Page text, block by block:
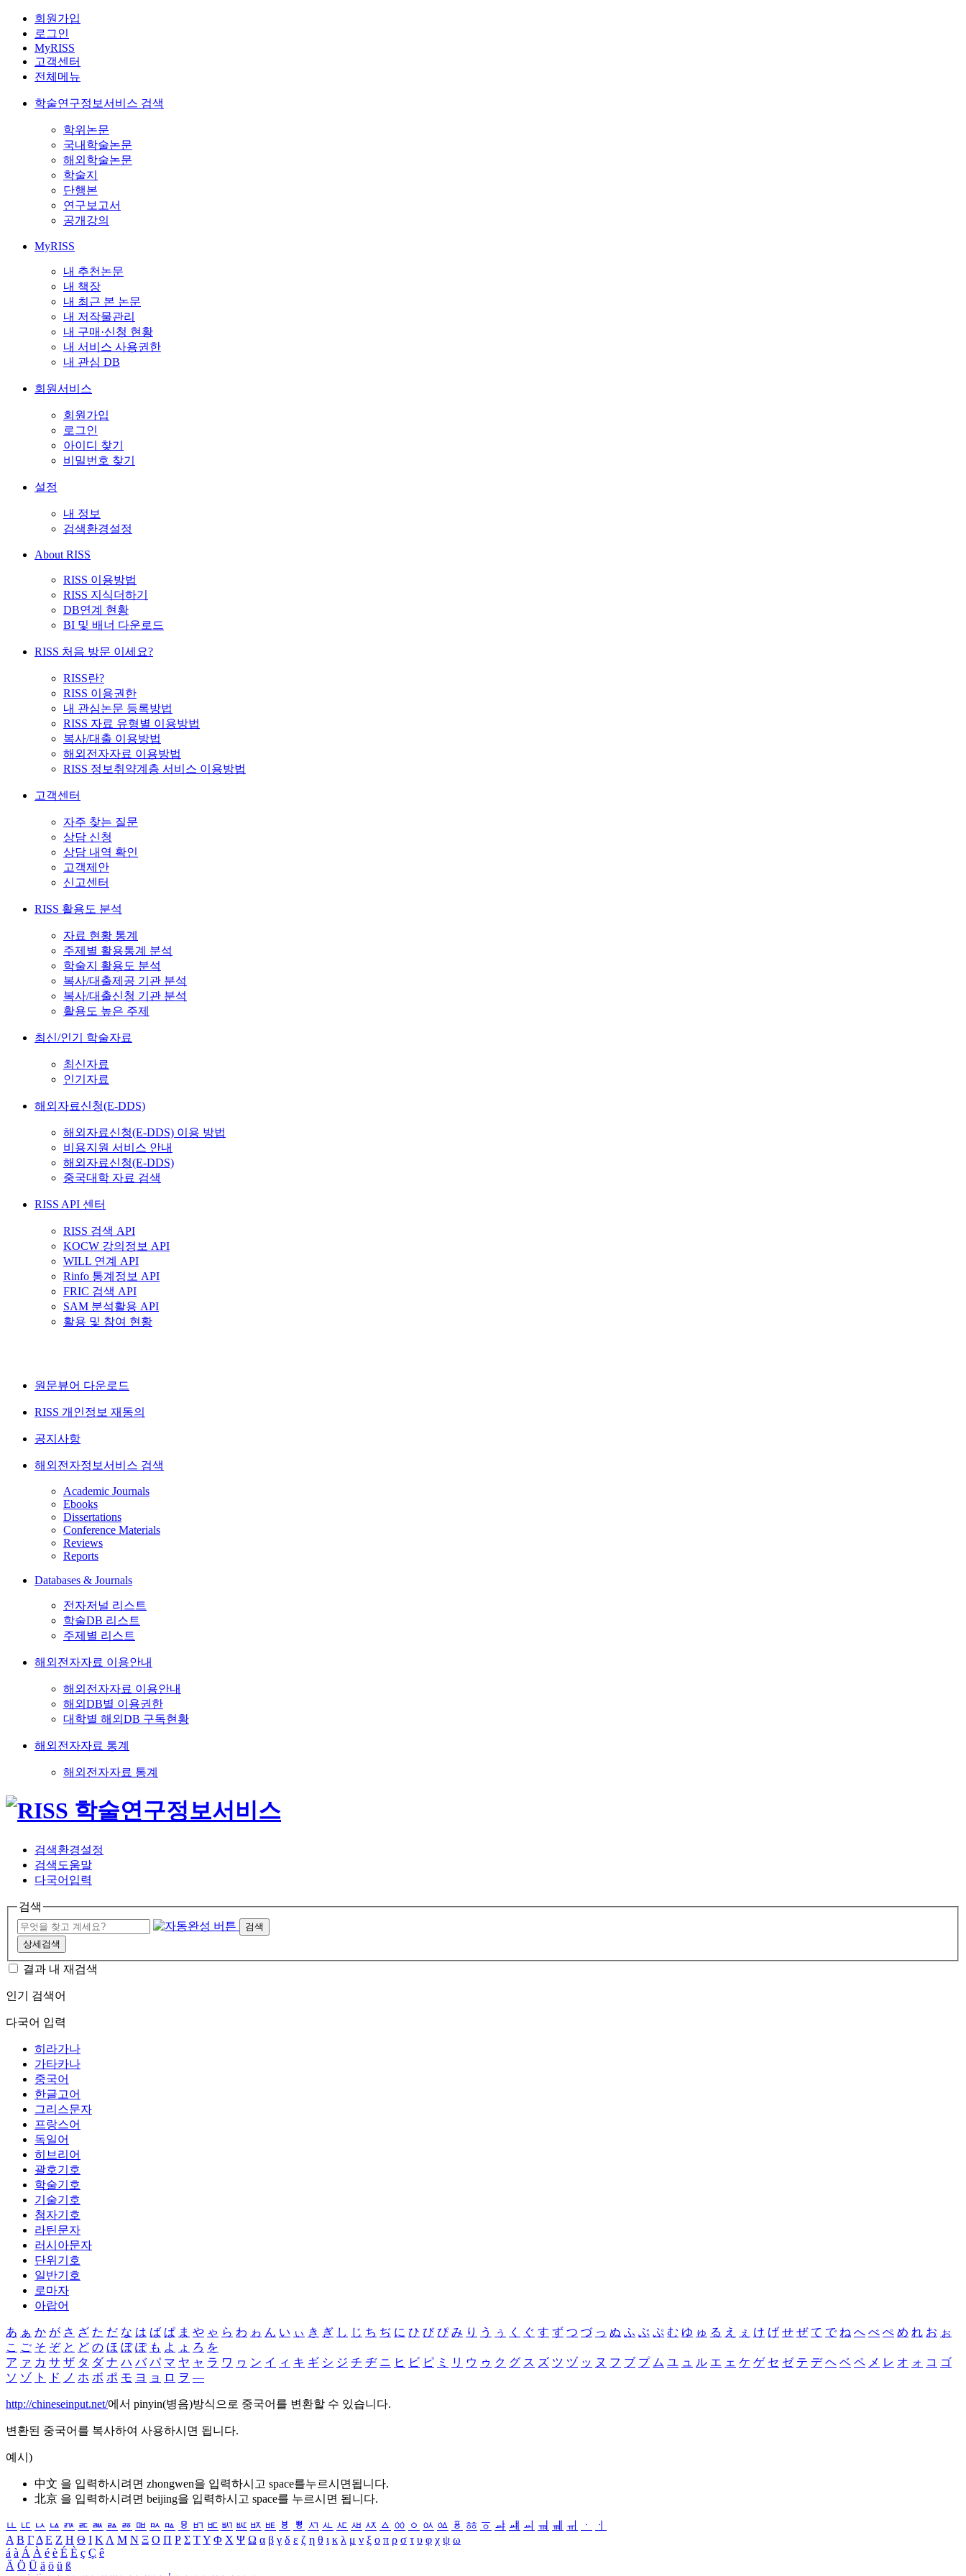
회원가입
로그인
MyRISS
고객센터
전체메뉴
학술연구정보서비스 검색
학위논문
국내학술논문
해외학술논문
학술지
단행본
연구보고서
공개강의
MyRISS
내 추천논문
내 책장
내 최근 본 논문
내 저작물관리
내 구매·신청 현황
내 서비스 사용권한
내 관심 DB
회원서비스
회원가입
로그인
아이디 찾기
비밀번호 찾기
설정
내 정보
검색환경설정
About RISS
RISS 이용방법
RISS 지식더하기
DB연계 현황
BI 및 배너 다운로드
RISS 처음 방문 이세요?
RISS란?
RISS 이용권한
내 관심논문 등록방법
RISS 자료 유형별 이용방법
복사/대출 이용방법
해외전자자료 이용방법
RISS 정보취약계층 서비스 이용방법
고객센터
자주 찾는 질문
상담 신청
상담 내역 확인
고객제안
신고센터
RISS 활용도 분석
자료 현황 통계
주제별 활용통계 분석
학술지 활용도 분석
복사/대출제공 기관 분석
복사/대출신청 기관 분석
활용도 높은 주제
최신/인기 학술자료
최신자료
인기자료
해외자료신청(E-DDS)
해외자료신청(E-DDS) 이용 방법
비용지원 서비스 안내
해외자료신청(E-DDS)
중국대학 자료 검색
RISS API 센터
RISS 검색 API
KOCW 강의정보 API
WILL 연계 API
Rinfo 통계정보 API
FRIC 검색 API
SAM 분석활용 API
활용 및 참여 현황
원문뷰어 다운로드
RISS 개인정보 재동의
공지사항
해외전자정보서비스 검색
Academic Journals
Ebooks
Dissertations
Conference Materials
Reviews
Reports
Databases & Journals
전자저널 리스트
학술DB 리스트
주제별 리스트
해외전자자료 이용안내
해외전자자료 이용안내
해외DB별 이용권한
대학별 해외DB 구독현황
해외전자자료 통계
해외전자자료 통계
검색환경설정
검색도움말
다국어입력
검색
검색
상세검색
결과 내 재검색
인기 검색어
다국어 입력
히라가나
가타카나
중국어
한글고어
그리스문자
프랑스어
독일어
히브리어
괄호기호
학술기호
기술기호
첨자기호
라틴문자
러시아문자
단위기호
일반기호
로마자
아랍어
あ ぁ か が さ ざ た だ な は ば ぱ ま や ゃ ら わ ゎ ん い ぃ き ぎ し じ ち ぢ に ひ び ぴ み り う ぅ く ぐ す ず つ づ っ ぬ ふ ぶ ぷ む ゆ ゅ る え ぇ け げ せ ぜ て で ね へ べ ぺ め れ お ぉ
こ ご そ ぞ と ど の ほ ぼ ぽ も よ ょ ろ を
ア ァ カ サ ザ タ ダ ナ ハ バ パ マ ヤ ャ ラ ワ ヮ ン イ ィ キ ギ シ ジ チ ヂ ニ ヒ ビ ピ ミ リ ウ ゥ ク グ ス ズ ツ ヅ ッ ヌ フ ブ プ ム ユ ュ ル エ ェ ケ ゲ セ ゼ テ デ ヘ ベ ペ メ レ オ ォ コ ゴ
ソ ゾ ト ド ノ ホ ボ ポ モ ヨ ョ ロ ヲ ―
http://chineseinput.net/에서 pinyin(병음)방식으로 중국어를 변환할 수 있습니다.
변환된 중국어를 복사하여 사용하시면 됩니다.
예시)
中文 을 입력하시려면 zhongwen을 입력하시고 space를누르시면됩니다.
北京 을 입력하시려면 beijing을 입력하시고 space를 누르시면 됩니다.
ㅥ ㅦ ㅧ ㅨ ㅩ ㅪ ㅫ ㅬ ㅭ ㅮ ㅯ ㅰ ㅱ ㅲ ㅳ ㅴ ㅵ ㅶ ㅷ ㅸ ㅹ ㅺ ㅻ ㅼ ㅽ ㅾ ㅿ ㆀ ㆁ ㆂ ㆃ ㆄ ㆅ ㆆ ㆇ ㆈ ㆉ ㆊ ㆋ ㆌ ㆍ
ㆎ
Α Β ΓΔ Ε Ζ Η Θ Ι ΚΛ Μ Ν Ξ Ο Π Ρ Σ ΤΥ Φ Χ Ψ Ω α β γ δ ε ζ η θ ι κ λ μ ν ξ ο π ρ σ τ υ φ χ ψ ω
á à Á À é è É È ç Ç ê
Ä Ö Ü ä ö ü ß